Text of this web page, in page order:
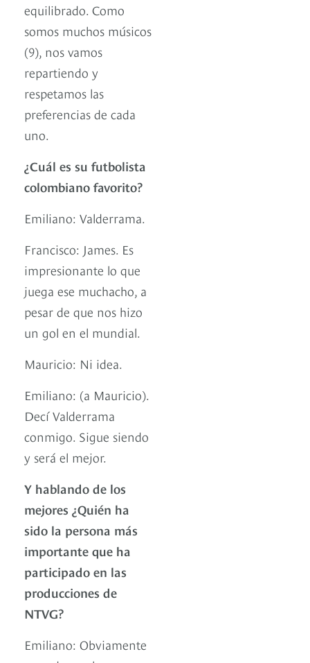
equilibrado. Como
somos muchos músicos
(9), nos vamos
repartiendo y
respetamos las
preferencias de cada
uno.
¿Cuál es su futbolista
colombiano favorito?
Emiliano: Valderrama.
Francisco: James. Es
impresionante lo que
juega ese muchacho, a
pesar de que nos hizo
un gol en el mundial.
Mauricio: Ni idea.
Emiliano: (a Mauricio).
Decí Valderrama
conmigo. Sigue siendo
y será el mejor.
Y hablando de los
mejores ¿Quién ha
sido la persona más
importante que ha
participado en las
producciones de
NTVG?
Emiliano: Obviamente